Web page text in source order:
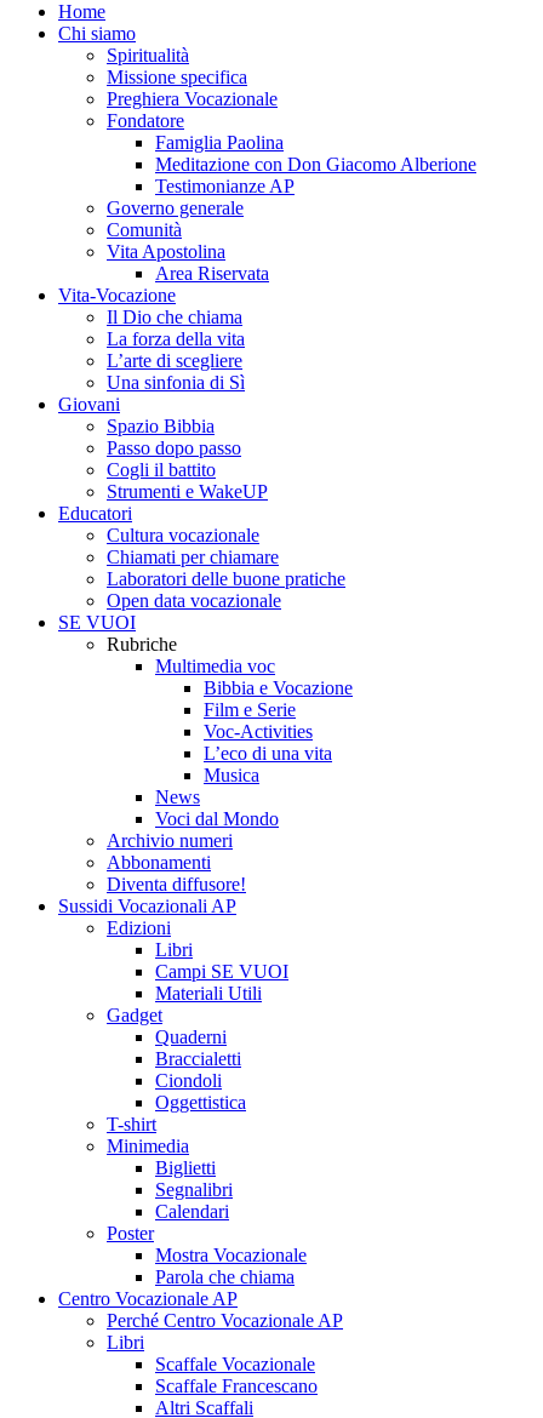
Home
Chi siamo
Spiritualità
Missione specifica
Preghiera Vocazionale
Fondatore
Famiglia Paolina
Meditazione con Don Giacomo Alberione
Testimonianze AP
Governo generale
Comunità
Vita Apostolina
Area Riservata
Vita-Vocazione
Il Dio che chiama
La forza della vita
L’arte di scegliere
Una sinfonia di Sì
Giovani
Spazio Bibbia
Passo dopo passo
Cogli il battito
Strumenti e WakeUP
Educatori
Cultura vocazionale
Chiamati per chiamare
Laboratori delle buone pratiche
Open data vocazionale
SE VUOI
Rubriche
Multimedia voc
Bibbia e Vocazione
Film e Serie
Voc-Activities
L’eco di una vita
Musica
News
Voci dal Mondo
Archivio numeri
Abbonamenti
Diventa diffusore!
Sussidi Vocazionali AP
Edizioni
Libri
Campi SE VUOI
Materiali Utili
Gadget
Quaderni
Braccialetti
Ciondoli
Oggettistica
T-shirt
Minimedia
Biglietti
Segnalibri
Calendari
Poster
Mostra Vocazionale
Parola che chiama
Centro Vocazionale AP
Perché Centro Vocazionale AP
Libri
Scaffale Vocazionale
Scaffale Francescano
Altri Scaffali